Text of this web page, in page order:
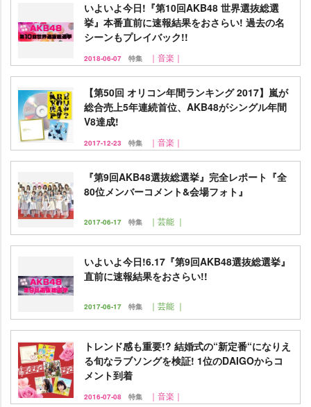
いよいよ今日!『第10回AKB48 世界選抜総選
挙』本番直前に速報結果をおさらい! 過去の名
シーンもプレイバック!!
2018-06-07 特集 ｜音楽｜
【第50回 オリコン年間ランキング 2017】嵐が
総合売上5年連続首位、AKB48がシングル年間
V8達成!
2017-12-23 特集 ｜音楽｜
『第9回AKB48選抜総選挙』完全レポート『全
80位メンバーコメント&会場フォト』
2017-06-17 特集 ｜芸能 ｜
いよいよ今日!6.17『第9回AKB48選抜総選挙』
直前に速報結果をおさらい!!
2017-06-17 特集 ｜芸能 ｜
トレンド感も重要!? 結婚式の“新定番“になりえ
る旬なラブソングを検証! 1位のDAIGOからコ
メント到着
2016-07-08 特集 ｜音楽｜